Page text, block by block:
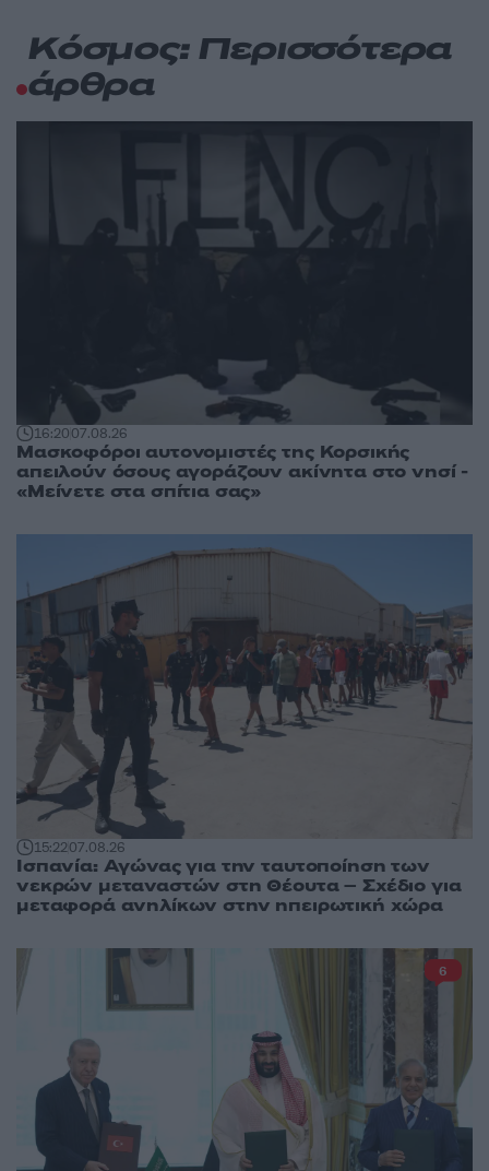
Κόσμος: Περισσότερα
άρθρα
16:2007.08.26
Μασκοφόροι αυτονομιστές της Κορσικής
απειλούν όσους αγοράζουν ακίνητα στο νησί -
«Μείνετε στα σπίτια σας»
15:2207.08.26
Ισπανία: Αγώνας για την ταυτοποίηση των
νεκρών μεταναστών στη Θέουτα – Σχέδιο για
μεταφορά ανηλίκων στην ηπειρωτική χώρα
6